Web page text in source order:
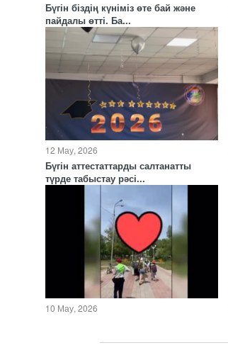
Бүгін біздің күніміз өте бай және
пайдалы өтті. Ба...
12 Мау, 2026
Бүгін аттестаттарды салтанатты
түрде табыстау рәсі...
10 Мау, 2026